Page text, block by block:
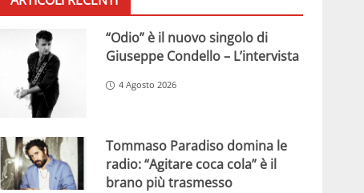
“Odio” è il nuovo singolo di
Giuseppe Condello – L’intervista
4 Agosto 2026
Tommaso Paradiso domina le
radio: “Agitare coca cola” è il
brano più trasmesso